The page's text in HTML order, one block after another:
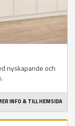
nyskapande och
INFO & TILL HEMSIDA